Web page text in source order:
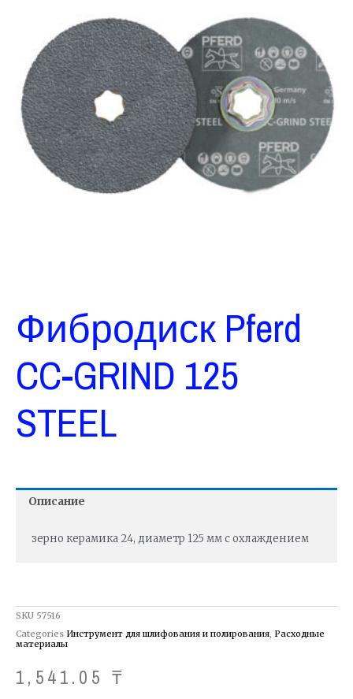
Фибродиск Pferd
CC-GRIND 125
STEEL
Описание
зерно керамика 24, диаметр 125 мм с охлаждением
SKU 57516
Categories Инструмент для шлифования и полирования, Расходные
материалы
1,541.05 ₸